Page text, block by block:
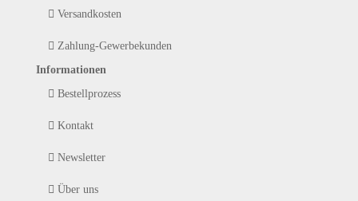
Versandkosten
Zahlung-Gewerbekunden
Informationen
Bestellprozess
Kontakt
Newsletter
Über uns